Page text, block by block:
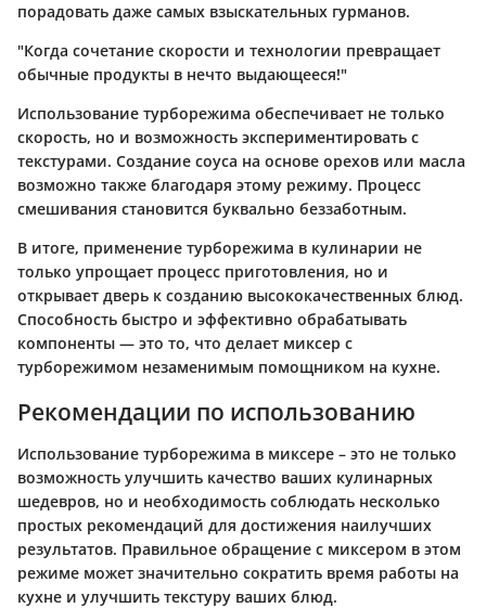
порадовать даже самых взыскательных гурманов.
"Когда сочетание скорости и технологии превращает
обычные продукты в нечто выдающееся!"
Использование турборежима обеспечивает не только
скорость, но и возможность экспериментировать с
текстурами. Создание соуса на основе орехов или масла
возможно также благодаря этому режиму. Процесс
смешивания становится буквально беззаботным.
В итоге, применение турборежима в кулинарии не
только упрощает процесс приготовления, но и
открывает дверь к созданию высококачественных блюд.
Способность быстро и эффективно обрабатывать
компоненты — это то, что делает миксер с
турборежимом незаменимым помощником на кухне.
Рекомендации по использованию
Использование турборежима в миксере – это не только
возможность улучшить качество ваших кулинарных
шедевров, но и необходимость соблюдать несколько
простых рекомендаций для достижения наилучших
результатов. Правильное обращение с миксером в этом
режиме может значительно сократить время работы на
кухне и улучшить текстуру ваших блюд.